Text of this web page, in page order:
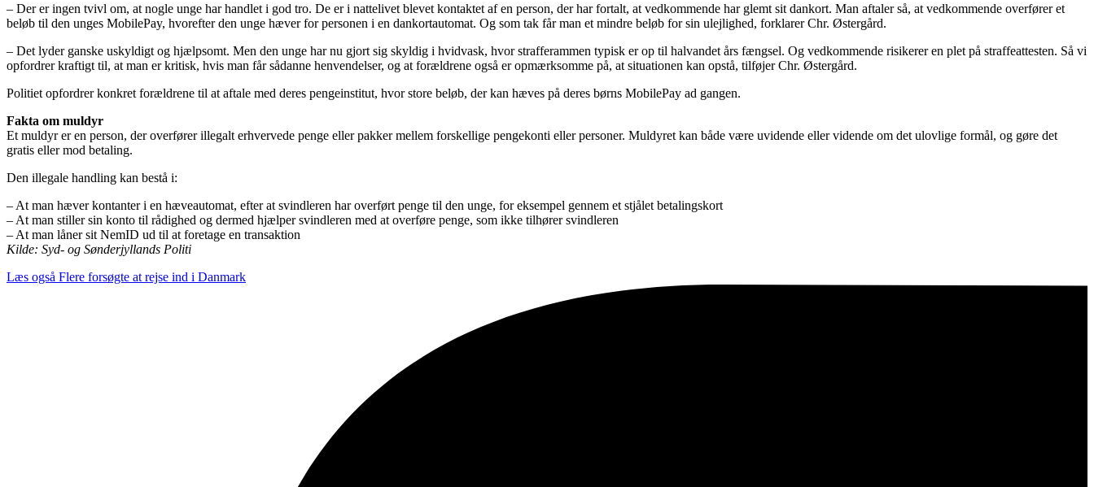
– Der er ingen tvivl om, at nogle unge har handlet i god tro. De er i nattelivet blevet kontaktet af en person, der har fortalt, at vedkommende har glemt sit dankort. Man aftaler så, at vedkommende overfører et
beløb til den unges MobilePay, hvorefter den unge hæver for personen i en dankortautomat. Og som tak får man et mindre beløb for sin ulejlighed, forklarer Chr. Østergård.
– Det lyder ganske uskyldigt og hjælpsomt. Men den unge har nu gjort sig skyldig i hvidvask, hvor strafferammen typisk er op til halvandet års fængsel. Og vedkommende risikerer en plet på straffeattesten. Så vi
opfordrer kraftigt til, at man er kritisk, hvis man får sådanne henvendelser, og at forældrene også er opmærksomme på, at situationen kan opstå, tilføjer Chr. Østergård.
Politiet opfordrer konkret forældrene til at aftale med deres pengeinstitut, hvor store beløb, der kan hæves på deres børns MobilePay ad gangen.
Fakta om muldyr
Et muldyr er en person, der overfører illegalt erhvervede penge eller pakker mellem forskellige pengekonti eller personer. Muldyret kan både være uvidende eller vidende om det ulovlige formål, og gøre det
gratis eller mod betaling.
Den illegale handling kan bestå i:
– At man hæver kontanter i en hæveautomat, efter at svindleren har overført penge til den unge, for eksempel gennem et stjålet betalingskort
– At man stiller sin konto til rådighed og dermed hjælper svindleren med at overføre penge, som ikke tilhører svindleren
– At man låner sit NemID ud til at foretage en transaktion
Kilde: Syd- og Sønderjyllands Politi
Læs også Flere forsøgte at rejse ind i Danmark